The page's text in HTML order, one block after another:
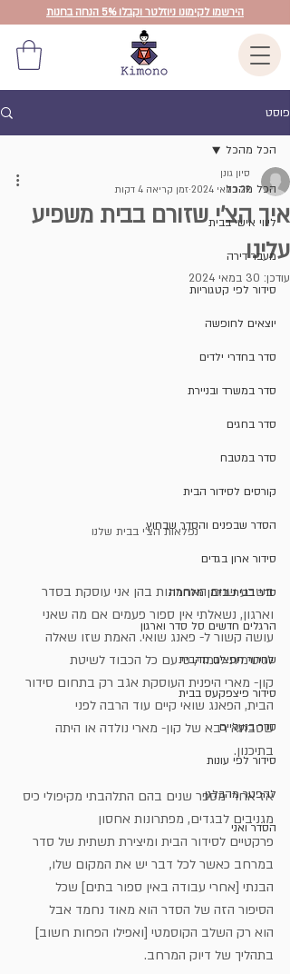
הירשמו לקימונו ניוזלטר וקבלו 5% הנחה בחנות
פוסט
הכל מהכל
ליווי אישי בבית
מעבר דירה
סידור לפי קטגוריות
יוצאים לחופשה
סדר בחדרי ילדים
סדר במשרד ובניירת
סדר בחגים
סדר במטבח
קורסים לסידור הבית
הסדר שבפנים והסדר שבחוץ
סידור ארון בגדים
סדר בבית בזמן מלחמה
הרגלים חדשים סל סדר וארגון
שחרור חפצים מהבית
סידור פיצפקעס בבית
סדר בנעליים
סידור לפי עונות
להפטר מהבלגן
הסדר ואני
הכל מהכל
איך הצ'י שזורם בבית משפיע
עלינו
סיון גונן
29 במאי 2024
זמן קריאה 4 דקות
עודכן: 30 במאי 2024
נפלאות הצ'י בבית שלנו
בשבע שנים האחרונות בהן אני עוסקת בסדר
וארגון, נשאלתי אין ספור פעמים אם מה שאני
עושה קשור ל- פאנג שואי. האמת שזו שאלה
לגיטימית לגמרי, כי עם כל הכבוד לשיטת
קון- מארי היפנית העוסקת אגב רק בתחום סידור
הבית, הפאנג שואי קיים עוד הרבה לפני
שסבתא רבא של קון- מארי נולדה או היתה
בתיכנון.
אז אחרי מספר שנים בהם התלהבתי מקיפולי כיס
מגניבים לבגדים, מפתרונות אחסון
פרקטיים לסידור הבית ומיצירת תשתית של סדר
במרחב כאשר לכל דבר יש את המקום שלו,
הבנתי [אחרי עבודה באין ספור בתים] שכל
הסיפור הזה של הסדר הוא מאוד נחמד אבל
הוא רק השלב הקוסמטי [ואפילו הפחות חשוב]
בתהליך של דיוק המרחב.